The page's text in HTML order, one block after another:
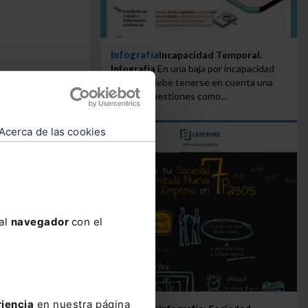
de las cookies
navegador con el
en nuestra página
InfografíaIncapacidad Temporal.
Infografía En una baja por incapacidad
temporal debe tenerse en cuenta una
serie de cuestiones como...